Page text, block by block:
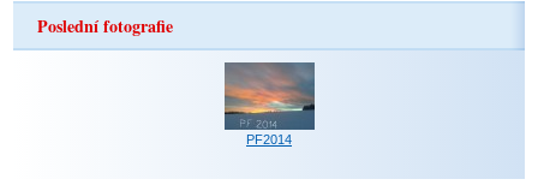
Poslední fotografie
PF2014